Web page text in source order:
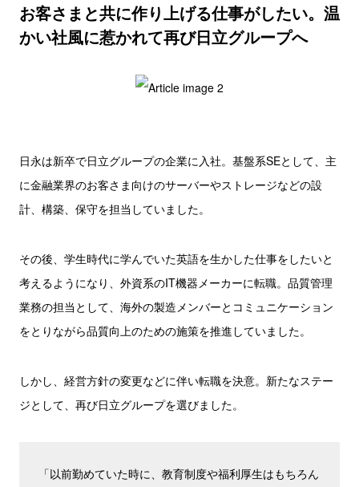
お客さまと共に作り上げる仕事がしたい。温
かい社風に惹かれて再び日立グループへ
日永は新卒で日立グループの企業に入社。基盤系SEとして、主
に金融業界のお客さま向けのサーバーやストレージなどの設
計、構築、保守を担当していました。
その後、学生時代に学んでいた英語を生かした仕事をしたいと
考えるようになり、外資系のIT機器メーカーに転職。品質管理
業務の担当として、海外の製造メンバーとコミュニケーション
をとりながら品質向上のための施策を推進していました。
しかし、経営方針の変更などに伴い転職を決意。新たなステー
ジとして、再び日立グループを選びました。
「以前勤めていた時に、教育制度や福利厚生はもちろん